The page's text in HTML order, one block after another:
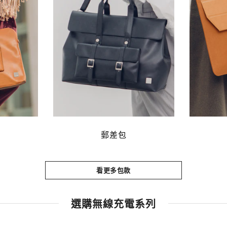
郵差包
看更多包款
選購無線充電系列